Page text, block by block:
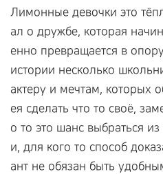
Лимонные девочки это
ал о дружбе, которая
енно превращается в
истории несколько
актеру и мечтам, которых
ея сделать что то своё,
о то это шанс выбраться
и, для кого то способ
ант не обязан быть